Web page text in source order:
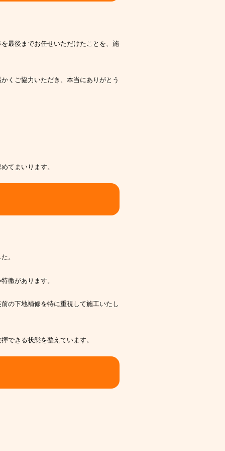
最後までお任せいただけたことを、施
くご協力いただき、本当にありがとう
てまいります。
。
徴があります。
の下地補修を特に重視して施工いたし
できる状態を整えています。